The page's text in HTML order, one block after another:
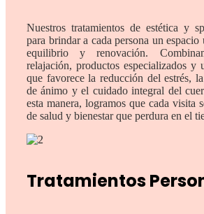
Nuestros tratamientos de estética y
para brindar a cada persona un espacio
equilibrio y renovación.
relajación, productos especializados y
que favorece la reducción del estrés,
de ánimo y el cuidado integral del
esta manera, logramos que cada visita
de salud y bienestar que perdura en el
Tratamientos